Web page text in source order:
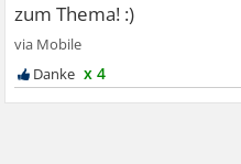
x 4